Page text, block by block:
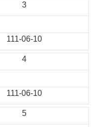
3
111-06-10
4
111-06-10
5